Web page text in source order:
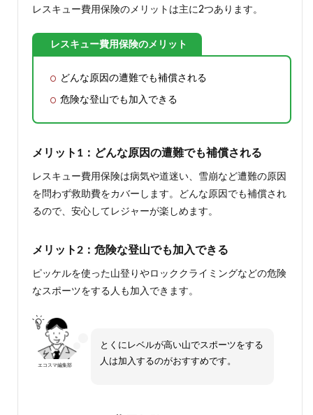
レスキュー費用保険のメリットは主に2つあります。
レスキュー費用保険のメリット
どんな原因の遭難でも補償される
危険な登山でも加入できる
メリット1：どんな原因の遭難でも補償される
レスキュー費用保険は病気や道迷い、雪崩など遭難の原因
を問わず救助費をカバーします。どんな原因でも補償され
るので、安心してレジャーが楽しめます。
メリット2：危険な登山でも加入できる
ピッケルを使った山登りやロッククライミングなどの危険
なスポーツをする人も加入できます。
エコスマ編集部
とくにレベルが高い山でスポーツをする
人は加入するのがおすすめです。